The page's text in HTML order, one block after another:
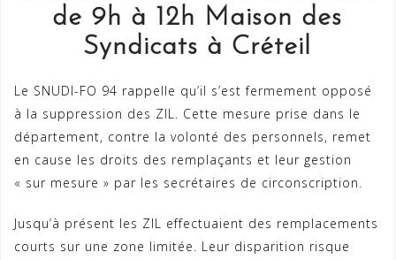
de 9h à 12h Maison des
Syndicats à Créteil
Le SNUDI-FO 94 rappelle qu’il s’est fermement opposé
à la suppression des ZIL. Cette mesure prise dans le
département, contre la volonté des personnels, remet
en cause les droits des remplaçants et leur gestion
« sur mesure » par les secrétaires de circonscription.
Jusqu’à présent les ZIL effectuaient des remplacements
courts sur une zone limitée. Leur disparition risque